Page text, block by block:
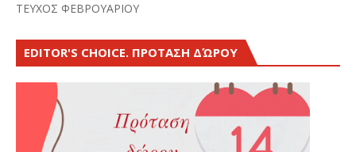
ΤΕΥΧΟΣ ΦΕΒΡΟΥΑΡΙΟΥ
EDITOR'S CHOICE. ΠΡΟΤΑΣΗ ΔΏΡΟΥ